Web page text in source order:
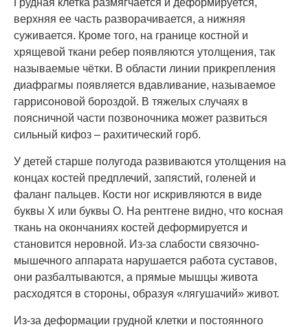
верхняя ее часть разворачивается, а нижняя
суживается. Кроме того, на границе костной и
хрящевой ткани ребер появляются утолщения, так
называемые чётки. В области линии прикрепления
диафрагмы появляется вдавливание, называемое
гаррисоновой бороздой. В тяжелых случаях в
поясничной части позвоночника может развиться
сильный кифоз – рахитический горб.
У детей старше полугода развиваются утолщения на
концах костей предплечий, запястий, голеней и
фаланг пальцев. Кости ног искривляются в виде
буквы Х или буквы О. На рентгене видно, что косная
ткань на окончаниях костей деформируется и
становится неровной. Из-за слабости связочно-
мышечного аппарата нарушается работа суставов,
они разбалтываются, а прямые мышцы живота
расходятся в стороны, образуя «лягушачий» живот.
Из-за деформации грудной клетки и постоянного